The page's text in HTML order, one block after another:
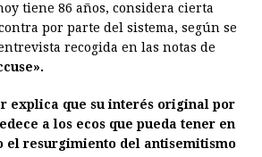
tiene 86 años, considera cierta
por parte del sistema, según se
recogida en las notas de
explica que su interés original por
a los ecos que pueda tener en
el resurgimiento del antisemitismo